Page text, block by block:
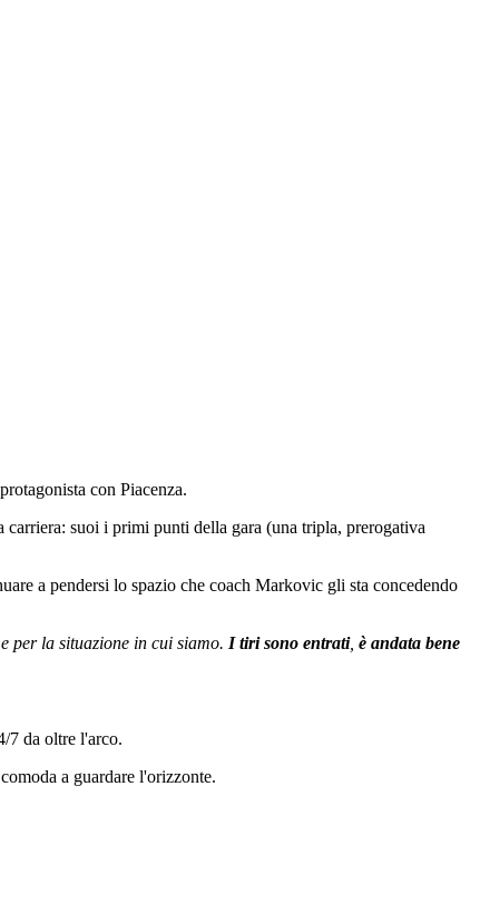
con Piacenza.
suoi i primi punti della gara (una tripla, prerogativa
a pendersi lo spazio che coach Markovic gli sta concedendo
per la situazione in cui siamo. I tiri sono entrati, è andata bene
7 da oltre l'arco.
a guardare l'orizzonte.